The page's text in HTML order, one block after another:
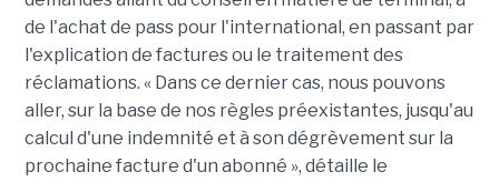
de l'achat de pass pour l'international, en passant par
l'explication de factures ou le traitement des
réclamations. « Dans ce dernier cas, nous pouvons
aller, sur la base de nos règles préexistantes, jusqu'au
calcul d'une indemnité et à son dégrèvement sur la
prochaine facture d'un abonné », détaille le